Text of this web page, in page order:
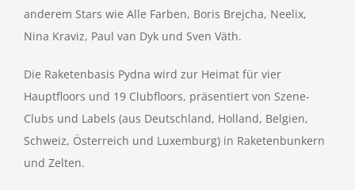
anderem Stars wie Alle Farben, Boris Brejcha, Neelix,
Nina Kraviz, Paul van Dyk und Sven Väth.
Die Raketenbasis Pydna wird zur Heimat für vier
Hauptfloors und 19 Clubfloors, präsentiert von Szene-
Clubs und Labels (aus Deutschland, Holland, Belgien,
Schweiz, Österreich und Luxemburg) in Raketenbunkern
und Zelten.